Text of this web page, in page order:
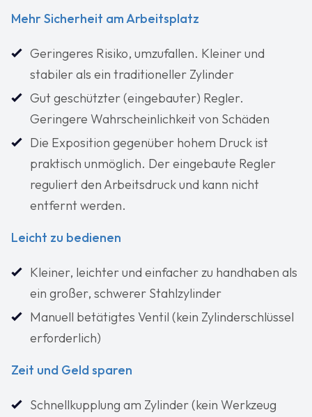
Mehr Sicherheit am Arbeitsplatz
Geringeres Risiko, umzufallen. Kleiner und
stabiler als ein traditioneller Zylinder
Gut geschützter (eingebauter) Regler.
Geringere Wahrscheinlichkeit von Schäden
Die Exposition gegenüber hohem Druck ist
praktisch unmöglich. Der eingebaute Regler
reguliert den Arbeitsdruck und kann nicht
entfernt werden.
Leicht zu bedienen
Kleiner, leichter und einfacher zu handhaben als
ein großer, schwerer Stahlzylinder
Manuell betätigtes Ventil (kein Zylinderschlüssel
erforderlich)
Zeit und Geld sparen
Schnellkupplung am Zylinder (kein Werkzeug